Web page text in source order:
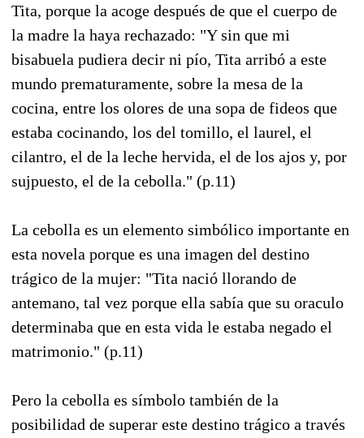
Tita, porque la acoge después de que el cuerpo de
la madre la haya rechazado: "Y sin que mi
bisabuela pudiera decir ni pío, Tita arribó a este
mundo prematuramente, sobre la mesa de la
cocina, entre los olores de una sopa de fideos que
estaba cocinando, los del tomillo, el laurel, el
cilantro, el de la leche hervida, el de los ajos y, por
sujpuesto, el de la cebolla." (p.11)
La cebolla es un elemento simbólico importante en
esta novela porque es una imagen del destino
trágico de la mujer: "Tita nació llorando de
antemano, tal vez porque ella sabía que su oraculo
determinaba que en esta vida le estaba negado el
matrimonio." (p.11)
Pero la cebolla es símbolo también de la
posibilidad de superar este destino trágico a través